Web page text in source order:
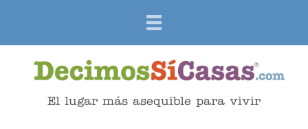
El lugar más asequible para vivir